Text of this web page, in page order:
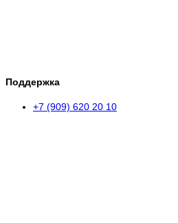
Поддержка
+7 (909) 620 20 10